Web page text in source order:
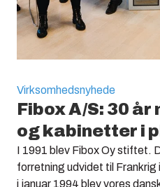
Virksomhedsnyhede
Fibox A/S: 30
og kabinetter i
I 1991 blev Fibox Oy stiftet.
forretning udvidet til
i januar 1994 blev vores